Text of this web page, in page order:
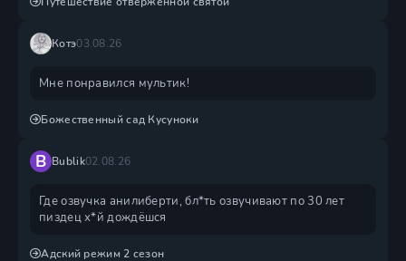
Котэ03.08.26
Мне понравился мультик!
Божественный сад Кусуноки
B Bublik02.08.26
Где озвучка анилиберти, бл*ть озвучивают по 30 лет
пиздец х*й дождëшся
Адский режим 2 сезон